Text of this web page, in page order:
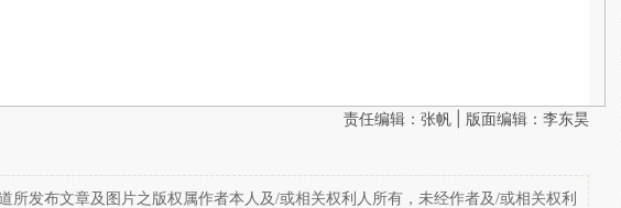
责任编辑：张帆 | 版面编辑：李东昊
所发布文章及图片之版权属作者本人及/或相关权利人所有，未经作者及/或相关权利